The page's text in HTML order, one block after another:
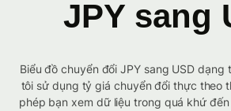
JPY sang
Biểu đồ chuyển đổi JPY sang USD
tôi sử dụng tỷ giá chuyển đổi thực theo
phép bạn xem dữ liệu trong quá khứ